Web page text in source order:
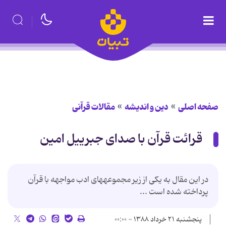
صفحه اصلی دین و اندیشه مقالات قرآنی
قرائت قرآن با صدای جبرییل امین
در اين مقال به يكى از زير مجموعه‏هاى ادب مواجهه با قرآن
پرداخته شده است ...
پنجشنبه ۲۱ خرداد ۱۳۸۸ - ۰۰:۰۰